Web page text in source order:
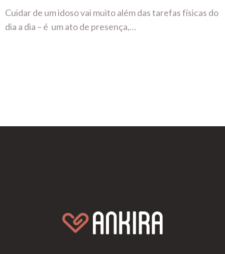
Cuidar de um idoso vai muito além das tarefas físicas do
dia a dia – é um ato de presença,…